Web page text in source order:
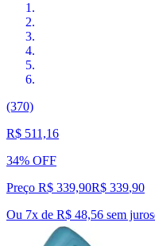
(370)
R$ 511,16
34% OFF
Preço R$ 339,90R$ 339,90
Ou 7x de R$ 48,56 sem juros